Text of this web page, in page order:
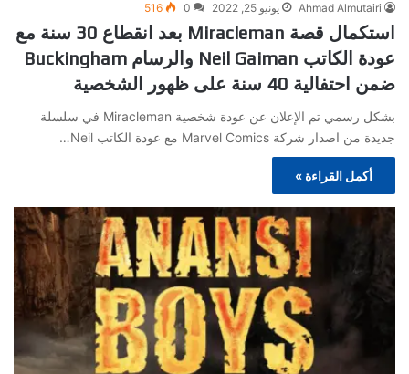
Ahmad Almutairi يونيو 25, 2022 0
516
استكمال قصة Miracleman بعد انقطاع 30 سنة مع
عودة الكاتب Neil Gaiman والرسام Buckingham
ضمن احتفالية 40 سنة على ظهور الشخصية
بشكل رسمي تم الإعلان عن عودة شخصية Miracleman في سلسلة
جديدة من اصدار شركة Marvel Comics مع عودة الكاتب Neil…
أكمل القراءة »